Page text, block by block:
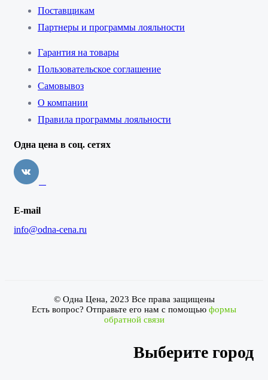
Поставщикам
Партнеры и программы лояльности
Гарантия на товары
Пользовательское соглашение
Самовывоз
О компании
Правила программы лояльности
Одна цена в соц. сетях
E-mail
info@odna-cena.ru
© Одна Цена, 2023 Все права защищены
Есть вопрос? Отправьте его нам с помощью формы
обратной связи
Выберите город